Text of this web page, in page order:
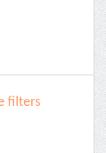
filters